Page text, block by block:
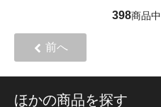
398商品中
前へ
ほかの商品を探す